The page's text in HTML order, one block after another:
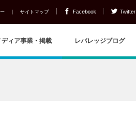
サイトマップ Facebook Twitter
ディア事業・掲載 レバレッジブログ